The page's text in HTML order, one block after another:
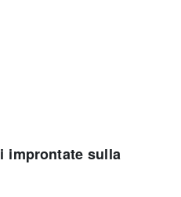
improntate sulla